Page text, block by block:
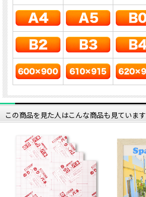
この商品を見た人はこんな商品も見ています